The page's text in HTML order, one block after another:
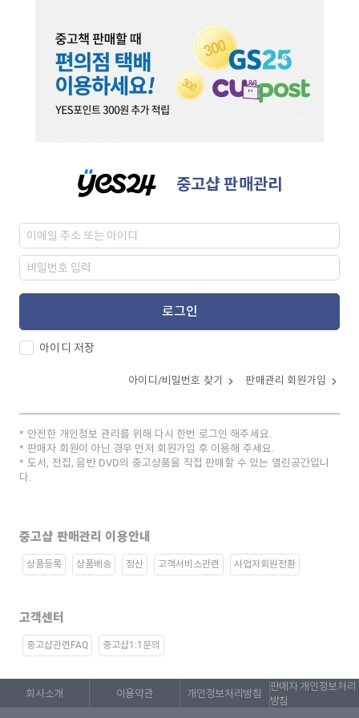
중고샵 판매관리
로그인
아이디 저장
아이디/비밀번호 찾기 판매관리 회원가입
안전한 개인정보 관리를 위해 다시 한번 로그인 해주세요.
판매자 회원이 아닌 경우 먼저 회원가입 후 이용해 주세요.
도서, 전집, 음반 DVD의 중고상품을 직접 판매할 수 있는 열린공간입니
다.
중고샵 판매관리 이용안내
상품등록 상품배송 정산 고객서비스관련 사업자회원전환
고객센터
중고샵관련FAQ 중고샵1:1문의
회사소개 이용약관 개인정보처리방침
판매자 개인정보처리
방침